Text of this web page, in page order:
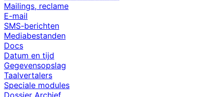
Mailings, reclame
E-mail
SMS-berichten
Mediabestanden
Docs
Datum en tijd
Gegevensopslag
Taalvertalers
Speciale modules
Dossier Archief